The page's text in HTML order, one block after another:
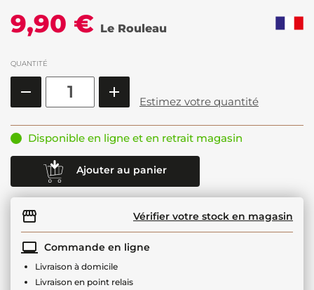
9,90 € Le Rouleau
QUANTITÉ
Estimez votre quantité
Disponible en ligne et en retrait magasin
Ajouter au panier
Vérifier votre stock en magasin
Commande en ligne
Livraison à domicile
Livraison en point relais